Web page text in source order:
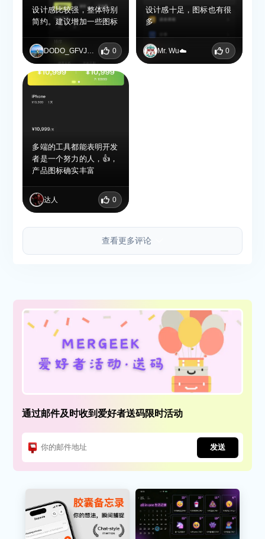
设计感比较强，整体特别
简约。建议增加一些图标
DODO_GFVJRALA 0
设计感十足，图标也有很
多
Mr. Wu☁️ 0
多端的工具都能表明开发
者是一个努力的人，👍，
产品图标确实丰富
达人 0
查看更多评论
通过邮件及时收到爱好者送码限时活动
发送